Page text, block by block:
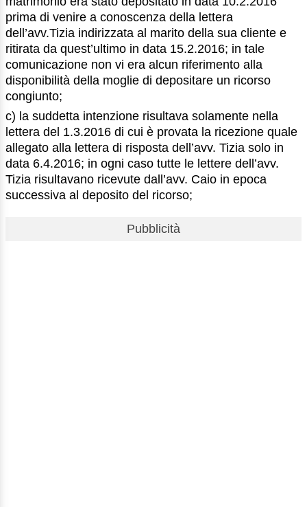
prima di venire a conoscenza della lettera
dell’avv.Tizia indirizzata al marito della sua cliente e
ritirata da quest’ultimo in data 15.2.2016; in tale
comunicazione non vi era alcun riferimento alla
disponibilità della moglie di depositare un ricorso
congiunto;
c) la suddetta intenzione risultava solamente nella
lettera del 1.3.2016 di cui è provata la ricezione quale
allegato alla lettera di risposta dell’avv. Tizia solo in
data 6.4.2016; in ogni caso tutte le lettere dell’avv.
Tizia risultavano ricevute dall’avv. Caio in epoca
successiva al deposito del ricorso;
Pubblicità